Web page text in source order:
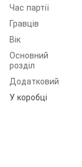
Час партії
Гравців
Вік
Основний
розділ
Додатковий
У коробці